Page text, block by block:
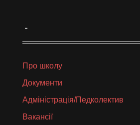
_
Про школу
Документи
Адміністрація/Педколектив
Вакансії